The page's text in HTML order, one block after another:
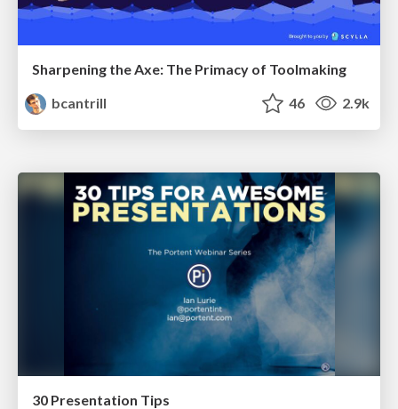
Sharpening the Axe: The Primacy of Toolmaking
bcantrill
46 2.9k
30 Presentation Tips